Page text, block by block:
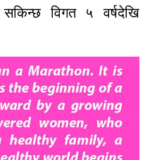
विगत ५ वर्षदेखि